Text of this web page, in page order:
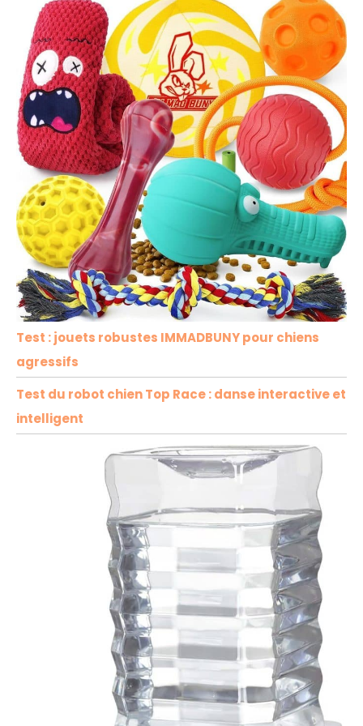
Test : jouets robustes IMMADBUNY pour chiens
agressifs
Test du robot chien Top Race : danse interactive et
intelligent